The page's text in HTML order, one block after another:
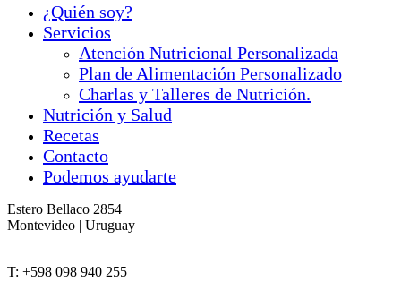
Close
¿Quién soy?
Servicios
Atención Nutricional Personalizada
Plan de Alimentación Personalizado
Charlas y Talleres de Nutrición.
Nutrición y Salud
Recetas
Contacto
Podemos ayudarte
Estero Bellaco 2854
Montevideo | Uruguay
T: +598 098 940 255